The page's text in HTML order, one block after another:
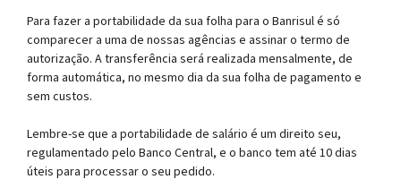
Para fazer a portabilidade da sua folha para o Banrisul é só
comparecer a uma de nossas agências e assinar o termo de
autorização. A transferência será realizada mensalmente, de
forma automática, no mesmo dia da sua folha de pagamento e
sem custos.
Lembre-se que a portabilidade de salário é um direito seu,
regulamentado pelo Banco Central, e o banco tem até 10 dias
úteis para processar o seu pedido.